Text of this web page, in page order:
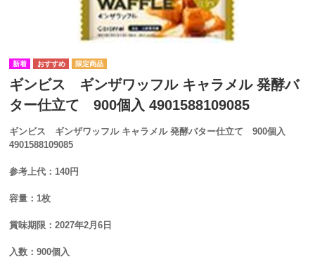
ギンビス ギンザワッフル キャラメル 発酵バ
ター仕立て 900個入 4901588109085
ギンビス ギンザワッフル キャラメル 発酵バター仕立て 900個入
4901588109085
参考上代：140円
容量：1枚
賞味期限：2027年2月6日
入数：900個入